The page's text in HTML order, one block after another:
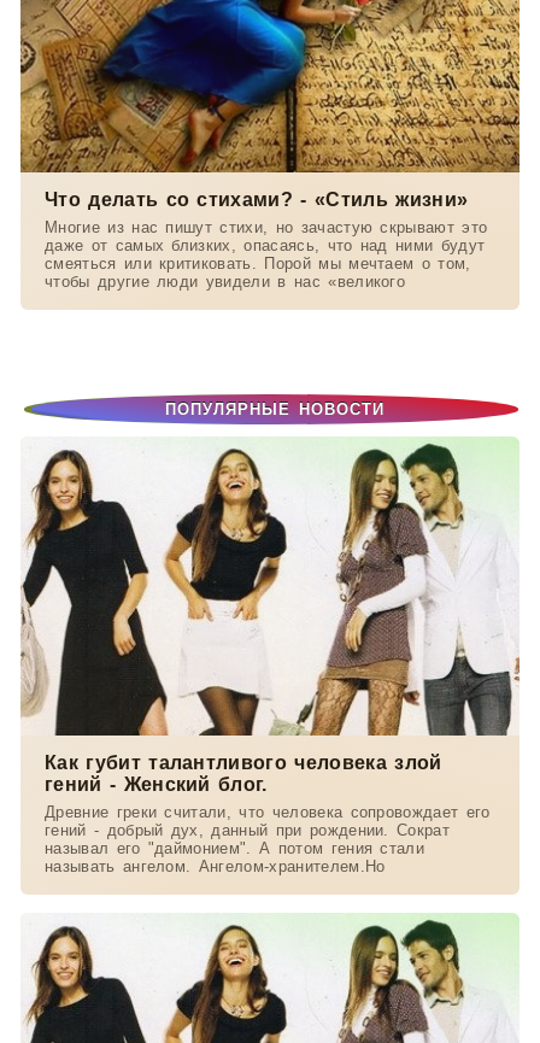
Что делать со стихами? - «Стиль жизни»
Многие из нас пишут стихи, но зачастую скрывают это
даже от самых близких, опасаясь, что над ними будут
смеяться или критиковать. Порой мы мечтаем о том,
чтобы другие люди увидели в нас «великого
ПОПУЛЯРНЫЕ НОВОСТИ
Как губит талантливого человека злой
гений - Женский блог.
Древние греки считали, что человека сопровождает его
гений - добрый дух, данный при рождении. Сократ
называл его "даймонием". А потом гения стали
называть ангелом. Ангелом-хранителем.Но